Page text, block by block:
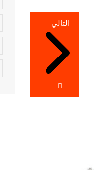
التالي